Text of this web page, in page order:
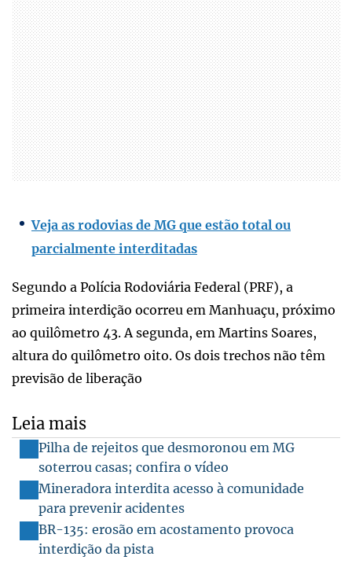
Veja as rodovias de MG que estão total ou
parcialmente interditadas
Segundo a Polícia Rodoviária Federal (PRF), a
primeira interdição ocorreu em Manhuaçu, próximo
ao quilômetro 43. A segunda, em Martins Soares,
altura do quilômetro oito. Os dois trechos não têm
previsão de liberação
Leia mais
Pilha de rejeitos que desmoronou em MG
soterrou casas; confira o vídeo
Mineradora interdita acesso à comunidade
para prevenir acidentes
BR-135: erosão em acostamento provoca
interdição da pista